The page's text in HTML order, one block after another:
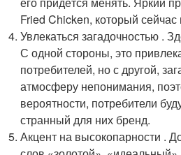
Fried Chicken, который сейчас
Увлекаться загадочностью .
С одной стороны, это
потребителей, но с другой,
атмосферу непонимания,
вероятности, потребители
странный для них бренд.
Акцент на высокопарности .